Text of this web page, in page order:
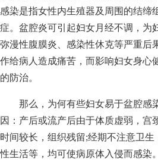
感染是指女性内生殖器及周围的结缔
症。盆腔炎可引起妇女月经不调，为
弥漫性腹膜炎、感染性休克等严重后
作给病人造成痛苦，而影响妇女身心
的防治。
那么，为何有些妇女易于盆腔感
因：产后或流产后由于体质虚弱，宫
时间较长，组织残留;经期不注意卫
性生活等，均可使病原体入侵而感染